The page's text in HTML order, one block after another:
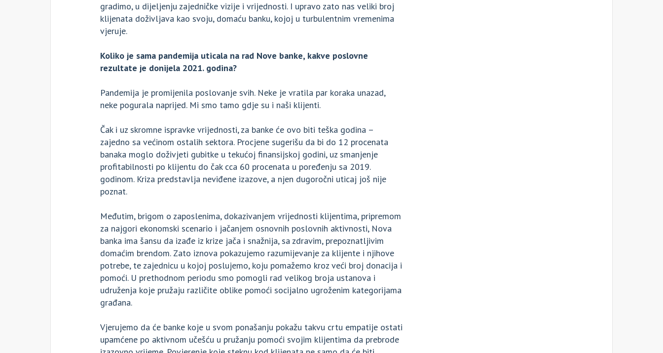
gradimo, u dijeljenju zajedničke vizije i vrijednosti. I upravo zato nas veliki broj
klijenata doživljava kao svoju, domaću banku, kojoj u turbulentnim vremenima
vjeruje.
Koliko je sama pandemija uticala na rad Nove banke, kakve poslovne
rezultate je donijela 2021. godina?
Pandemija je promijenila poslovanje svih. Neke je vratila par koraka unazad,
neke pogurala naprijed. Mi smo tamo gdje su i naši klijenti.
Čak i uz skromne ispravke vrijednosti, za banke će ovo biti teška godina –
zajedno sa većinom ostalih sektora. Procjene sugerišu da bi do 12 procenata
banaka moglo doživjeti gubitke u tekućoj finansijskoj godini, uz smanjenje
profitabilnosti po klijentu do čak cca 60 procenata u poređenju sa 2019.
godinom. Kriza predstavlja neviđene izazove, a njen dugoročni uticaj još nije
poznat.
Međutim, brigom o zaposlenima, dokazivanjem vrijednosti klijentima, pripremom
za najgori ekonomski scenario i jačanjem osnovnih poslovnih aktivnosti, Nova
banka ima šansu da izađe iz krize jača i snažnija, sa zdravim, prepoznatljivim
domaćim brendom. Zato iznova pokazujemo razumijevanje za klijente i njihove
potrebe, te zajednicu u kojoj poslujemo, koju pomažemo kroz veći broj donacija i
pomoći. U prethodnom periodu smo pomogli rad velikog broja ustanova i
udruženja koje pružaju različite oblike pomoći socijalno ugroženim kategorijama
građana.
Vjerujemo da će banke koje u svom ponašanju pokažu takvu crtu empatije ostati
upamćene po aktivnom učešću u pružanju pomoći svojim klijentima da prebrode